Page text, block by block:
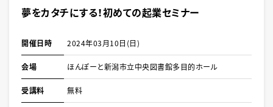
夢をカタチにする！初めての起業セミナー
開催日時 2024年03月10日(日)
会場 ほんぽーと新潟市立中央図書館多目的ホール
受講料 無料